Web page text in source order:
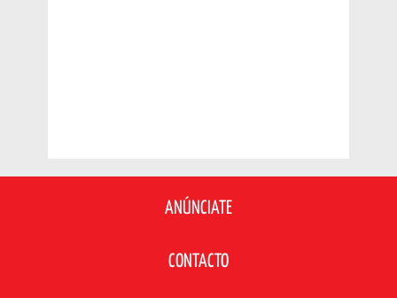
ANÚNCIATE
CONTACTO